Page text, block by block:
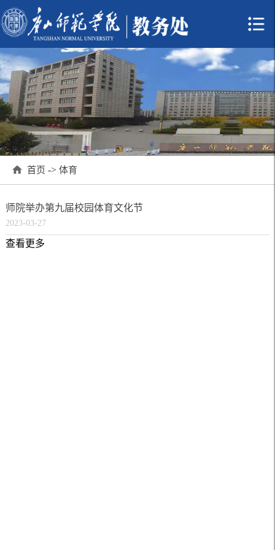
首页 -> 体育
师院举办第九届校园体育文化节
2023-03-27
查看更多